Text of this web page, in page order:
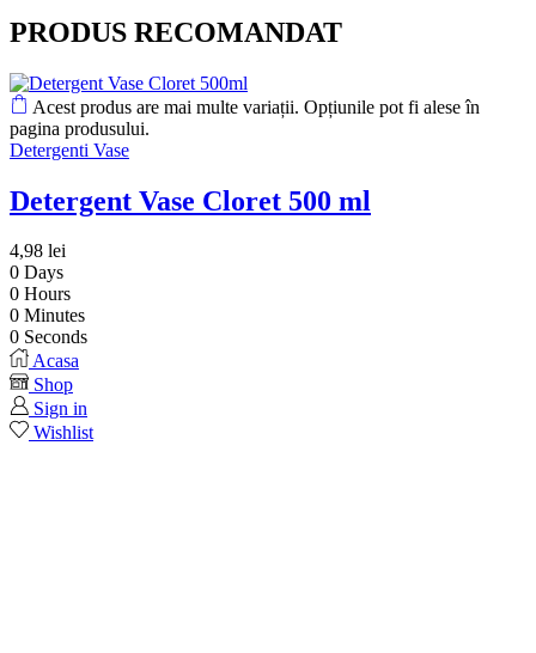
PRODUS RECOMANDAT
Acest produs are mai multe variații. Opțiunile pot fi alese în
pagina produsului.
Detergenti Vase
Detergent Vase Cloret 500 ml
4,98 lei
0 Days
0 Hours
0 Minutes
0 Seconds
Acasa
Shop
Sign in
Wishlist